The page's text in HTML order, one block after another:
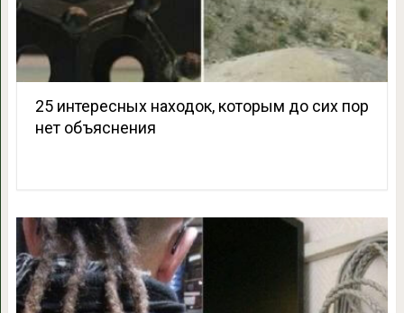
25 интересных находок, которым до сих пор
нет объяснения